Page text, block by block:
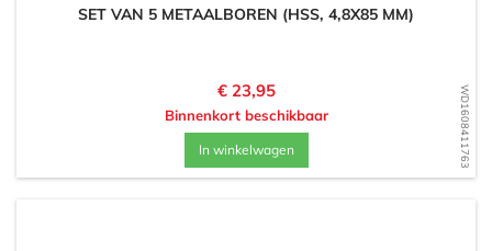
WD1608411763
SET VAN 5 METAALBOREN (HSS, 4,8X85 MM)
Prijs
€ 23,95
Binnenkort beschikbaar
In winkelwagen